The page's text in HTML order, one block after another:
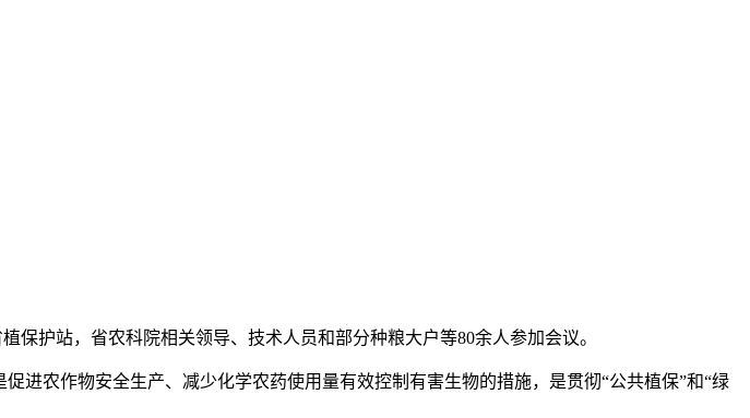
护站，省农科院相关领导、技术人员和部分种粮大户等80余人参加会议。
进农作物安全生产、减少化学农药使用量有效控制有害生物的措施，是贯彻“公共植保”和“绿